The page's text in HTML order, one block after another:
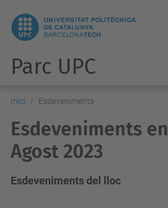
Parc UPC
Inici Esdeveniments
Esdeveniments en
Agost 2023
Esdeveniments del lloc